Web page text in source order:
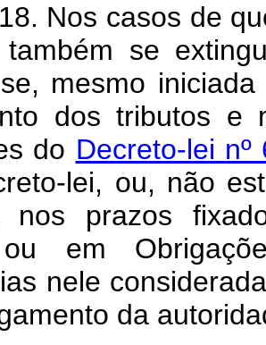
Nos casos de
se
mesmo
dos tributos e
do Decreto-lei
lei, ou, não
nos prazos
em
nele
da